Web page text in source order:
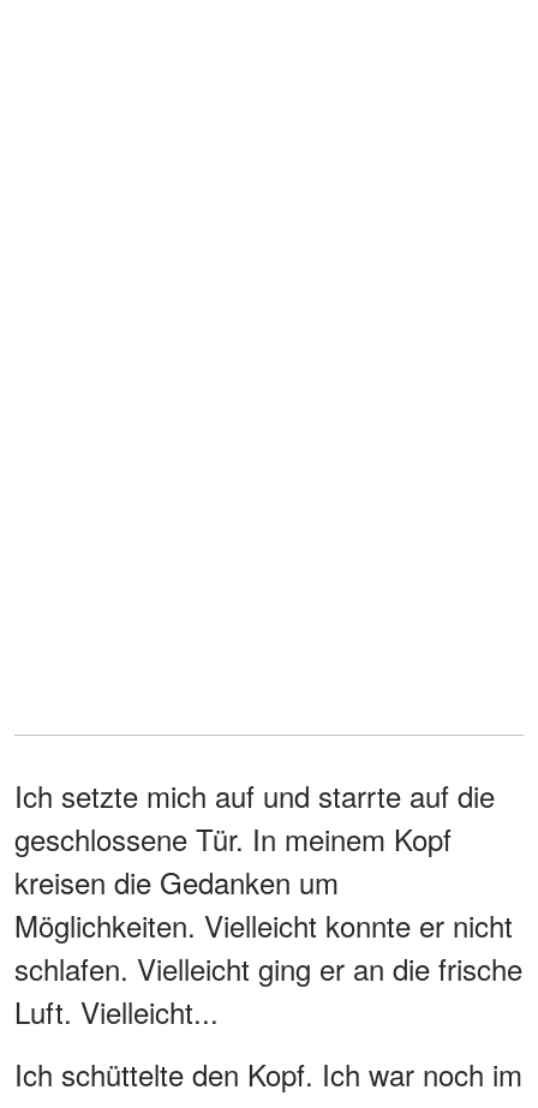
Ich setzte mich auf und starrte auf die
geschlossene Tür. In meinem Kopf
kreisen die Gedanken um
Möglichkeiten. Vielleicht konnte er nicht
schlafen. Vielleicht ging er an die frische
Luft. Vielleicht...
Ich schüttelte den Kopf. Ich war noch im